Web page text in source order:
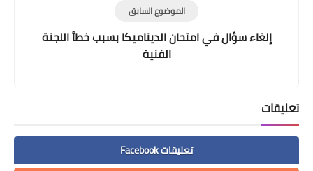
الموضوع السابق
إلغاء سؤال في امتحان الديناميكا بسبب خطأ اللجنة
الفنية
تعليقات
تعليقات Facebook